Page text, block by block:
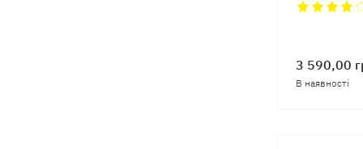
3 590,00
В наявності